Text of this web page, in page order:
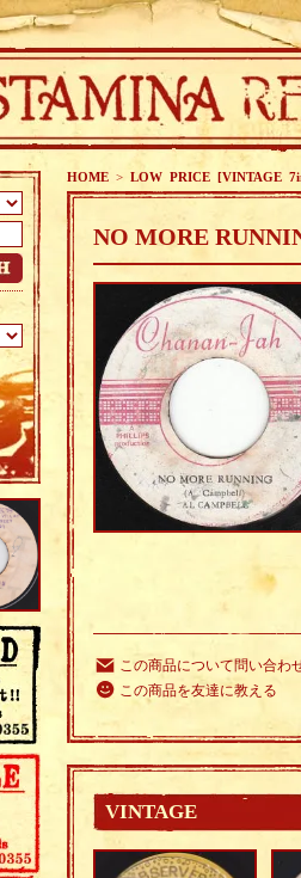
HOME > LOW PRICE [VINTAGE
NO MORE
この商品について問い合わ
この商品を友達に教える
VINTAGE